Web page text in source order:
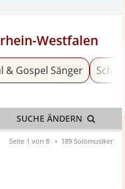
Westfalen
& Gospel Sänger
SUCHE ÄNDERN
Seite 1 von 8 189 Solomusiker